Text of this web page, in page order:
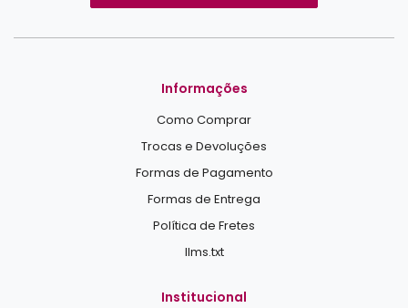
Informações
Como Comprar
Trocas e Devoluções
Formas de Pagamento
Formas de Entrega
Política de Fretes
llms.txt
Institucional